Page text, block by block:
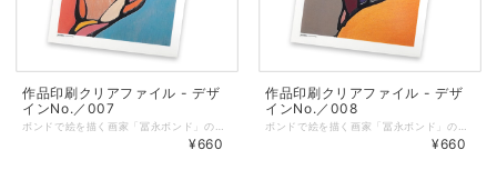
作品印刷クリアファイル - デザ
インNo.／007
¥660
作品印刷クリアファイル - デザ
インNo.／008
¥660